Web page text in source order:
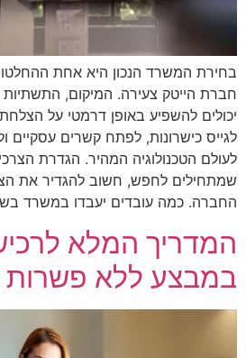
בחירת המשרד הנכון היא אחת
חברת הייטק צעירה. המיקום,
יכולים להשפיע באופן דרמטי על
לגייס כישרונות, לפתח קשרים
לעולם הטכנולוגיה המהיר. הגדרת
שמתחילים לחפש, חשוב להגדיר את
החברה. כמה עובדים יעבדו במשרד
המדריך המלא
במבצע ללא פשרות